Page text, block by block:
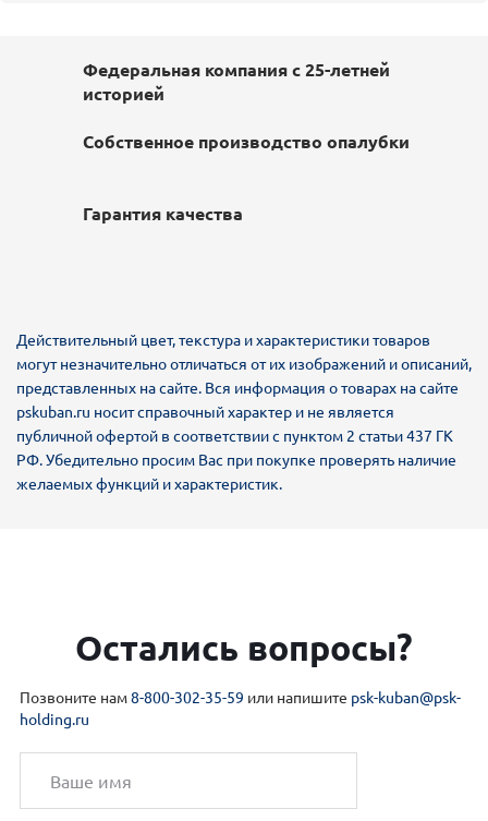
Федеральная компания с 25-летней
историей
Собственное производство опалубки
Гарантия качества
Действительный цвет, текстура и характеристики товаров
могут незначительно отличаться от их изображений и описаний,
представленных на сайте. Вся информация о товарах на сайте
pskuban.ru носит справочный характер и не является
публичной офертой в соответствии с пунктом 2 статьи 437 ГК
РФ. Убедительно просим Вас при покупке проверять наличие
желаемых функций и характеристик.
Остались вопросы?
Позвоните нам8-800-302-35-59 или напишите psk-kuban@psk-
holding.ru